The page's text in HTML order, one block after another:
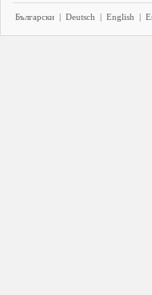
Български | Deutsch | English |